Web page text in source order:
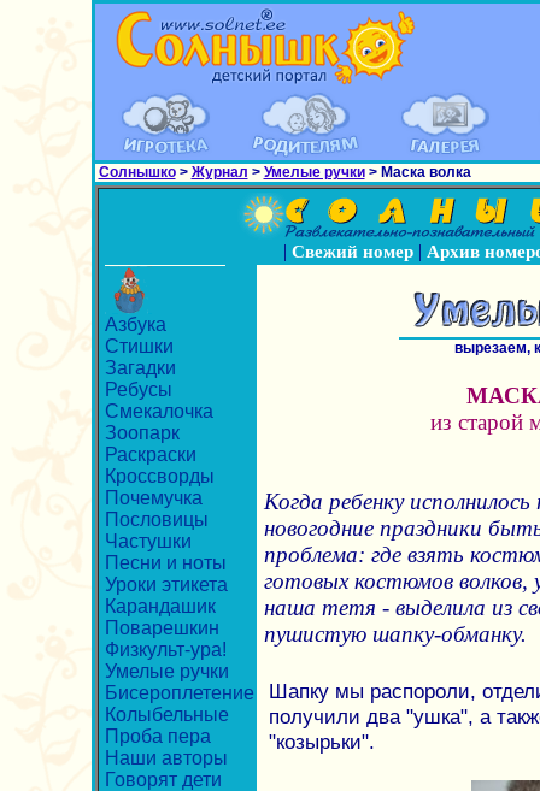
Солнышко> Журнал > Умелые ручки> Маска волка
| Свежий номер| Архив
Азбука
Стишки
Загадки
Ребусы
Смекалочка
Зоопарк
Раскраски
Кроссворды
Почемучка
Пословицы
Частушки
Песни и ноты
Уроки этикета
Карандашик
Поварешкин
Физкульт-ура!
Умелые ручки
Бисероплетение
Колыбельные
Проба пера
Наши авторы
Говорят дети
вырезаем,
из старой
Когда ребенку
новогодние праздники
проблема: где взять
готовых костюмов
наша тетя - выделила из
пушистую шапку-обманку.
Шапку мы распороли,
получили два "ушка", а
"козырьки".